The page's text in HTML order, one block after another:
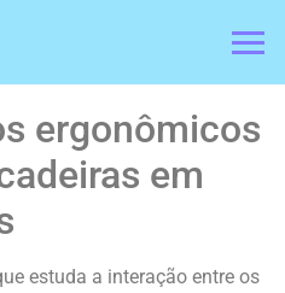
ergonômicos
em
estuda a interação entre os